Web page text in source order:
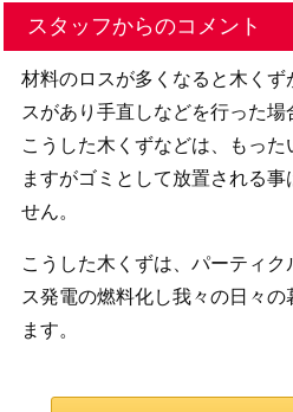
スタッフからのコメント
材料のロスが多くなると木く
スがあり手直しなどを行った場
こうした木くずなどは、もった
ますがゴミとして放置される事
せん。
こうした木くずは、パーティ
ス発電の燃料化し我々の日々の
ます。